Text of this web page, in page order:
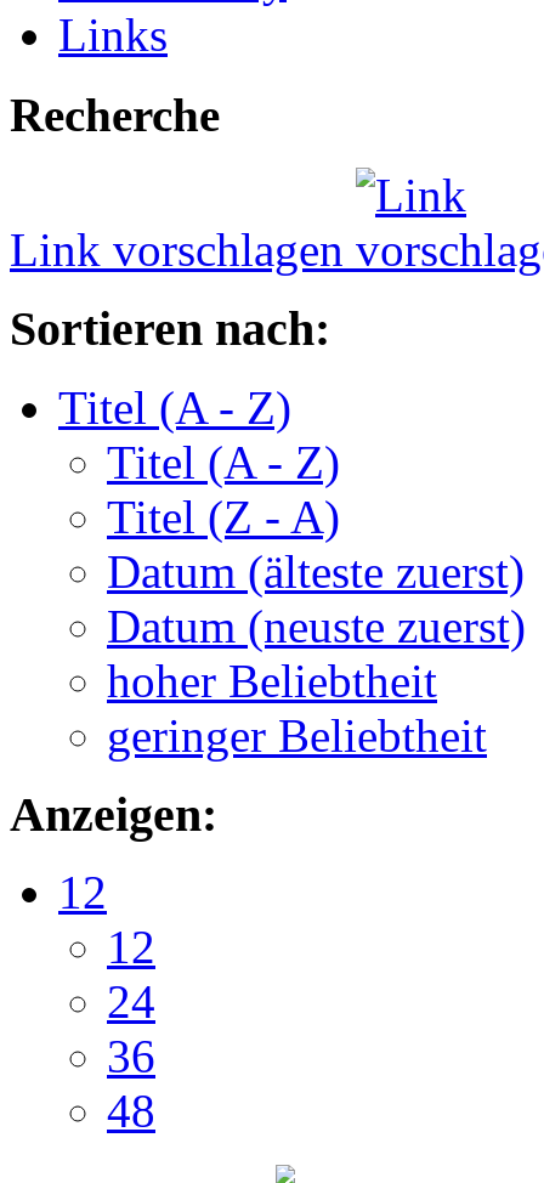
Links
Recherche
Link vorschlagen
Sortieren nach:
Titel (A - Z)
Titel (A - Z)
Titel (Z - A)
Datum (älteste zuerst)
Datum (neuste zuerst)
hoher Beliebtheit
geringer Beliebtheit
Anzeigen:
12
12
24
36
48